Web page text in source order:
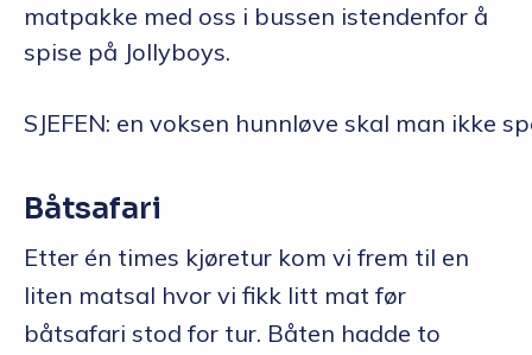
matpakke med oss i bussen istendenfor å
spise på Jollyboys.
SJEFEN: en voksen hunnløve skal man ikke
Båtsafari
Etter én times kjøretur kom vi frem til en
liten matsal hvor vi fikk litt mat før
båtsafari stod for tur. Båten hadde to